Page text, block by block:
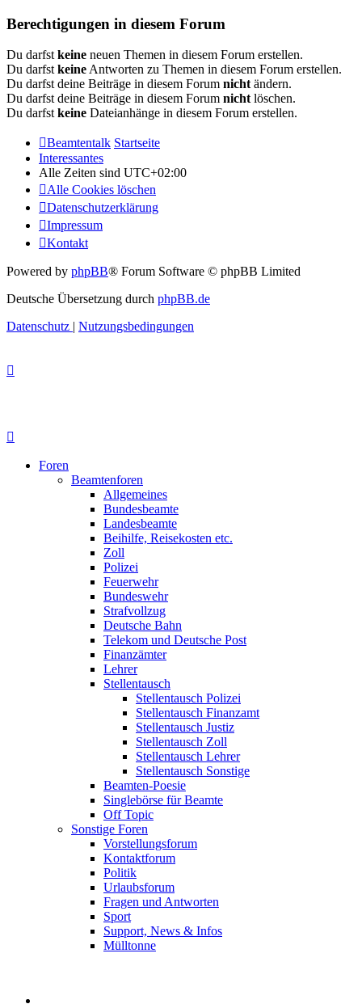
Berechtigungen in diesem Forum
Du darfst keine neuen Themen in diesem Forum erstellen.
Du darfst keine Antworten zu Themen in diesem Forum erstellen.
Du darfst deine Beiträge in diesem Forum nicht ändern.
Du darfst deine Beiträge in diesem Forum nicht löschen.
Du darfst keine Dateianhänge in diesem Forum erstellen.
Beamtentalk Startseite
Interessantes
Alle Zeiten sind UTC+02:00
Alle Cookies löschen
Datenschutzerklärung
Impressum
Kontakt
Powered by phpBB® Forum Software © phpBB Limited
Deutsche Übersetzung durch phpBB.de
Datenschutz | Nutzungsbedingungen
Foren
Beamtenforen
Allgemeines
Bundesbeamte
Landesbeamte
Beihilfe, Reisekosten etc.
Zoll
Polizei
Feuerwehr
Bundeswehr
Strafvollzug
Deutsche Bahn
Telekom und Deutsche Post
Finanzämter
Lehrer
Stellentausch
Stellentausch Polizei
Stellentausch Finanzamt
Stellentausch Justiz
Stellentausch Zoll
Stellentausch Lehrer
Stellentausch Sonstige
Beamten-Poesie
Singlebörse für Beamte
Off Topic
Sonstige Foren
Vorstellungsforum
Kontaktforum
Politik
Urlaubsforum
Fragen und Antworten
Sport
Support, News & Infos
Mülltonne